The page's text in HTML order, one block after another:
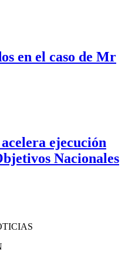
en el caso de Mr
ejecución
Nacionales